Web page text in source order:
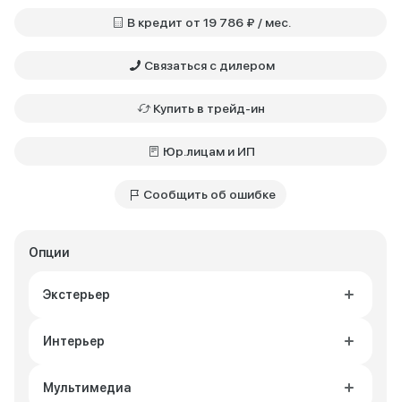
Опции
Экстерьер
Интерьер
Мультимедиа
В кредит от 19 786 ₽ / мес.
Связаться с дилером
Купить в трейд-ин
Юр.лицам и ИП
Сообщить об ошибке